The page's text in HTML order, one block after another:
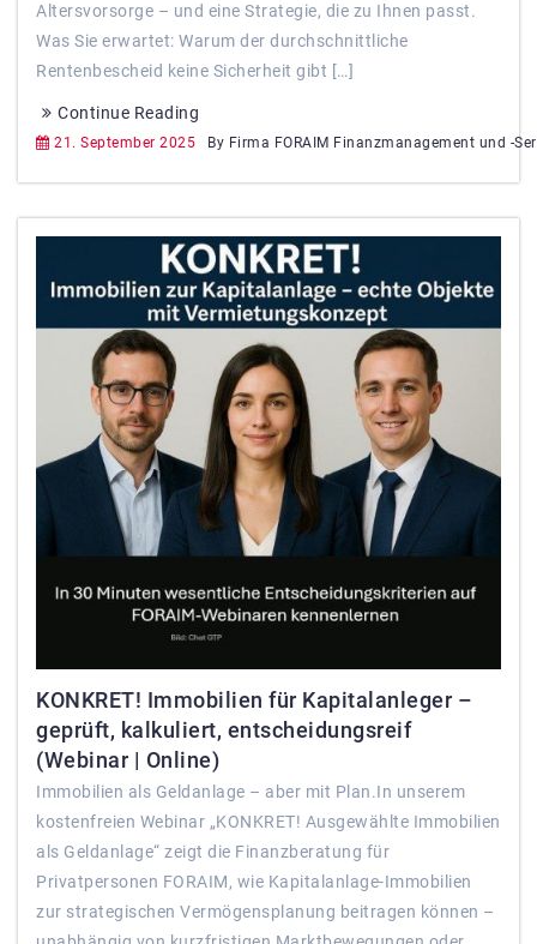
Altersvorsorge – und eine Strategie, die zu Ihnen passt.
Was Sie erwartet: Warum der durchschnittliche
Rentenbescheid keine Sicherheit gibt […]
Continue Reading
21. September 2025 By Firma FORAIM Finanzmanagement und -
KONKRET! Immobilien für Kapitalanleger –
geprüft, kalkuliert, entscheidungsreif
(Webinar | Online)
Immobilien als Geldanlage – aber mit Plan.In unserem
kostenfreien Webinar „KONKRET! Ausgewählte Immobilien
als Geldanlage“ zeigt die Finanzberatung für
Privatpersonen FORAIM, wie Kapitalanlage-Immobilien
zur strategischen Vermögensplanung beitragen können –